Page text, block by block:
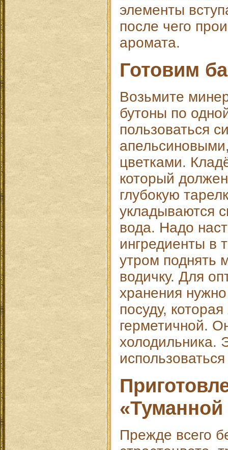
элементы
после чего
аромата.
Готовим
Возьмите
бутоны по
пользоваться
цветками.
который
глубокую
укладываются
вода. Надо
ингредиенты в
утром поднять
водичку. Для
хранения
посуду,
герметичной.
холодильника.
«Туманной
Прежде всего